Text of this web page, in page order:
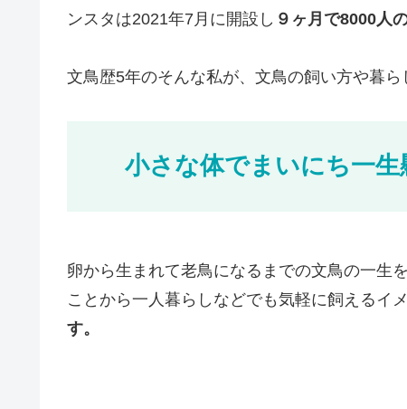
ンスタは2021年7月に開設し ９ヶ月で8000人
文鳥歴5年のそんな私が、文鳥の飼い方や暮ら
小さな体でまいにち一生
卵から生まれて老鳥になるまでの文鳥の一生
ことから一人暮らしなどでも気軽に飼えるイ
す。